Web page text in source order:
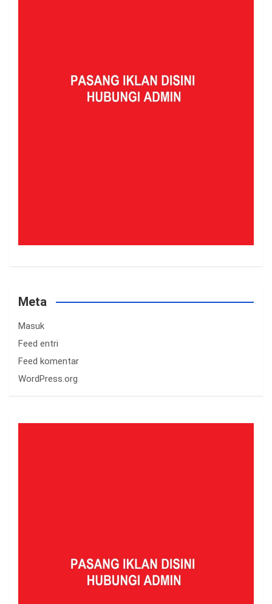
Meta
Masuk
Feed entri
Feed komentar
WordPress.org